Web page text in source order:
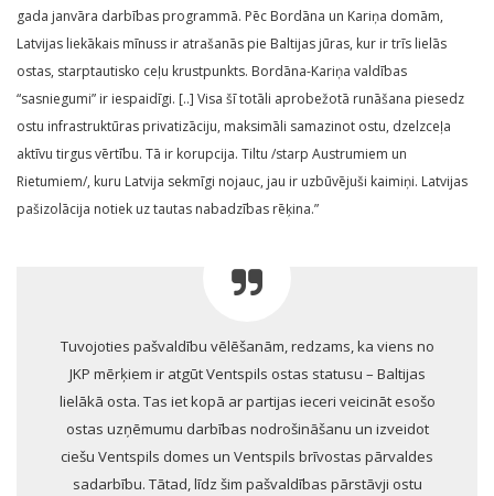
gada janvāra darbības programmā. Pēc Bordāna un Kariņa domām,
Latvijas liekākais mīnuss ir atrašanās pie Baltijas jūras, kur ir trīs lielās
ostas, starptautisko ceļu krustpunkts. Bordāna-Kariņa valdības
“sasniegumi” ir iespaidīgi. [..] Visa šī totāli aprobežotā runāšana piesedz
ostu infrastruktūras privatizāciju, maksimāli samazinot ostu, dzelzceļa
aktīvu tirgus vērtību. Tā ir korupcija. Tiltu /starp Austrumiem un
Rietumiem/, kuru Latvija sekmīgi nojauc, jau ir uzbūvējuši kaimiņi. Latvijas
pašizolācija notiek uz tautas nabadzības rēķina.”
Tuvojoties pašvaldību vēlēšanām, redzams, ka viens no
JKP mērķiem ir atgūt Ventspils ostas statusu – Baltijas
lielākā osta. Tas iet kopā ar partijas ieceri veicināt esošo
ostas uzņēmumu darbības nodrošināšanu un izveidot
ciešu Ventspils domes un Ventspils brīvostas pārvaldes
sadarbību. Tātad, līdz šim pašvaldības pārstāvji ostu